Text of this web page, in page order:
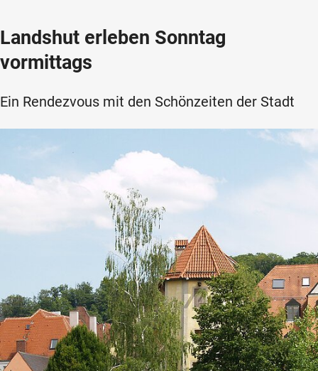
Landshut erleben Sonntag
vormittags
Ein Rendezvous mit den Schönzeiten der Stadt